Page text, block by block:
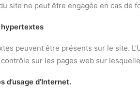
site ne peut être engagée en cas de
hypertextes
peuvent être présents sur le site.
contrôle sur les pages web sur
d’usage d’Internet.